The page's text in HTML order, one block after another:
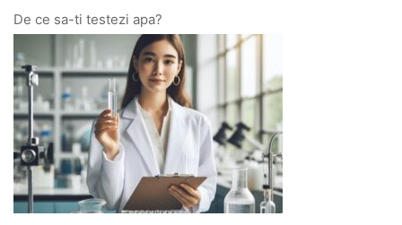
De ce sa-ti testezi apa?